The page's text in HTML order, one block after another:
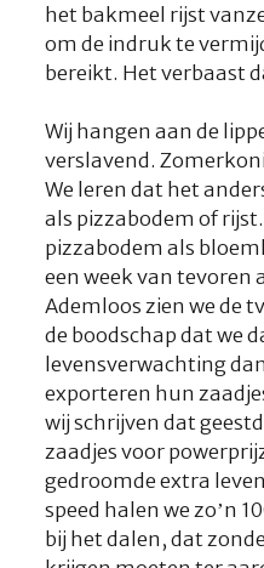
het bakmeel rijst
om de indruk te
bereikt. Het verbaast
Wij hangen aan de
verslavend.
We leren dat het
als pizzabodem of
pizzabodem als
een week van tevoren
Ademloos zien we de
de boodschap dat we
levensverwachting
exporteren hun
wij schrijven dat
zaadjes voor
gedroomde extra
speed halen we zo’n
bij het dalen, dat